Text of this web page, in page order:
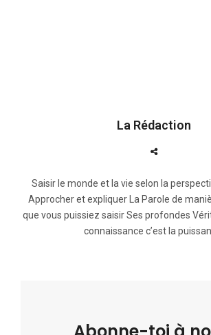
La Rédaction
Saisir le monde et la vie selon la
Approcher et expliquer La Parole de
que vous puissiez saisir Ses profondes
connaissance c’est la